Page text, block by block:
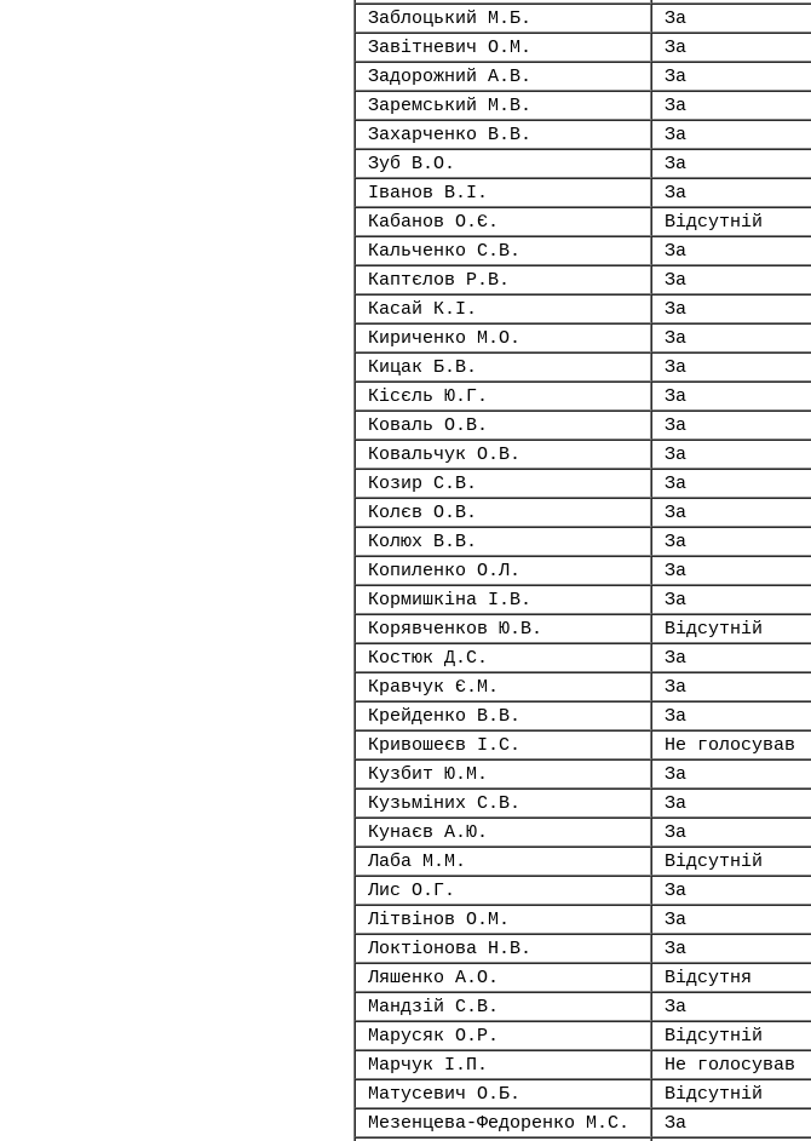
Заблоцький М.Б.
За
Завітневич О.М.
За
Задорожний А.В.
За
Заремський М.В.
За
Захарченко В.В.
За
Зуб В.О.
За
Іванов В.І.
За
Кабанов О.Є.
Відсутній
Кальченко С.В.
За
Каптєлов Р.В.
За
Касай К.І.
За
Кириченко М.О.
За
Кицак Б.В.
За
Кісєль Ю.Г.
За
Коваль О.В.
За
Ковальчук О.В.
За
Козир С.В.
За
Колєв О.В.
За
Колюх В.В.
За
Копиленко О.Л.
За
Кормишкіна І.В.
За
Корявченков Ю.В.
Відсутній
Костюк Д.С.
За
Кравчук Є.М.
За
Крейденко В.В.
За
Кривошеєв І.С.
Не голосував
Кузбит Ю.М.
За
Кузьміних С.В.
За
Кунаєв А.Ю.
За
Лаба М.М.
Відсутній
Лис О.Г.
За
Літвінов О.М.
За
Локтіонова Н.В.
За
Ляшенко А.О.
Відсутня
Мандзій С.В.
За
Марусяк О.Р.
Відсутній
Марчук І.П.
Не голосував
Матусевич О.Б.
Відсутній
Мезенцева-Федоренко М.С.
За